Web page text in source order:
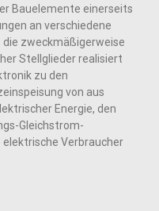
Bauelemente einerseits
an verschiedene
zweckmäßigerweise
Stellglieder realisiert
zu den
von aus
Energie, den
Gleichstrom-
Verbraucher